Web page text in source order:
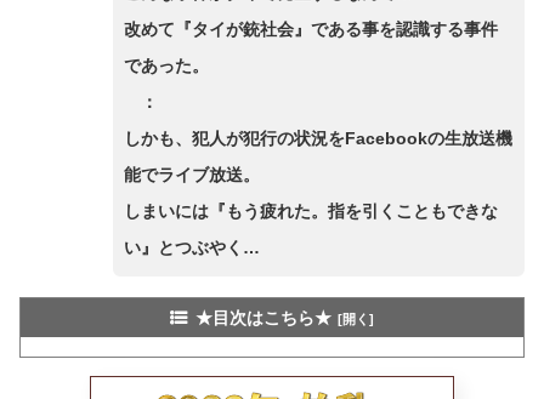
改めて『タイが銃社会』である事を認識する事件
であった。
：
しかも、犯人が犯行の状況をFacebookの生放送機
能でライブ放送。
しまいには『もう疲れた。指を引くこともできな
い』とつぶやく…
★目次はこちら★